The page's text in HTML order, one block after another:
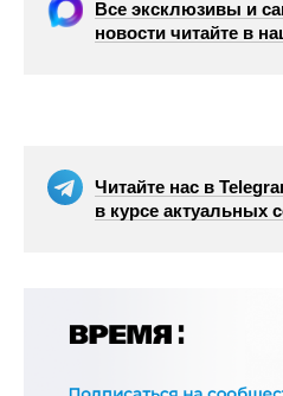
Все эксклюзивы и
новости читайте в
Читайте нас в
в курсе актуальных